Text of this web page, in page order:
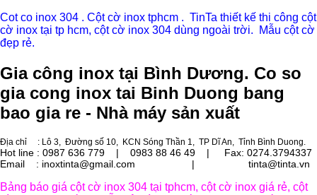
Cot co inox 304 . Cột cờ inox tphcm . TinTa thiết kế thi công cột
cờ inox tại tp hcm, cột cờ inox 304 dùng ngoài trời. Mẫu cột cờ
đẹp rẻ.
Gia công inox tại Bình Dương. Co so
gia cong inox tai Binh Duong bang
bao gia re - Nhà máy sản xuất
Địa chỉ : Lô 3, Đường số 10, KCN Sóng Thần 1, TP Dĩ An, Tỉnh Bình Duong.
Hot line : 0987 636 779 | 0983 88 46 49 |
Fax: 0274.3794337
Email : inoxtinta@gmail.com | tinta@tinta.vn
Bảng báo giá cột cờ inox 304 tại tphcm, cột cờ inox giá rẻ, cột